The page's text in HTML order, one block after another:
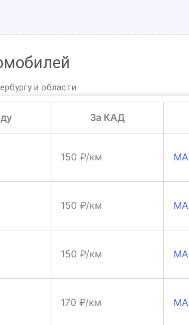
и области
За КАД
150 ₽/км
150 ₽/км
150 ₽/км
170 ₽/км